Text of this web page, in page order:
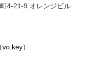
4-21-9 オレンジビル
）